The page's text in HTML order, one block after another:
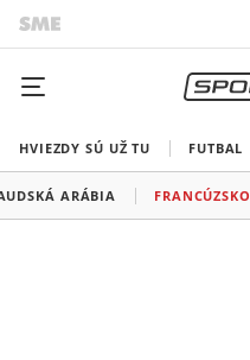
HVIEZDY SÚ UŽ TU FUTBAL
ARÁBIA FRANCÚZSKO